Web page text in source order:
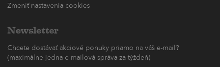
Zmeniť nastavenia cookies
Newsletter
Chcete dostávať akciové ponuky priamo na váš e-mail?
(maximálne jedna e-mailová správa za týždeň)